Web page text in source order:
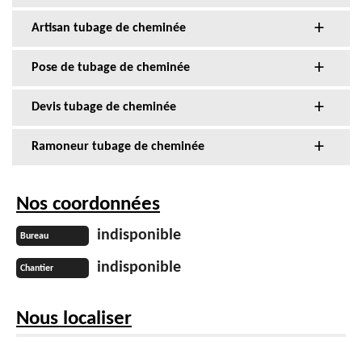
Artisan tubage de cheminée
Pose de tubage de cheminée
Devis tubage de cheminée
Ramoneur tubage de cheminée
Nos coordonnées
Bureau indisponible
Chantier indisponible
Nous localiser